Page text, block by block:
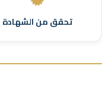
تحقق من الشهادة